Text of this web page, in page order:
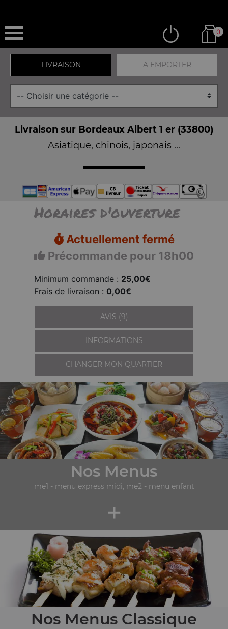
0
LIVRAISON A EMPORTER
Livraison sur Bordeaux Albert 1 er (33800)
Asiatique, chinois, japonais ...
Horaires d'ouverture
Actuellement fermé
Précommande pour 18h00
Minimum commande : 25,00€
Frais de livraison : 0,00€
AVIS (9)
INFORMATIONS
CHANGER MON QUARTIER
Nos Menus
me1 - menu express midi, me2 - menu enfant
+
Nos Menus Classique